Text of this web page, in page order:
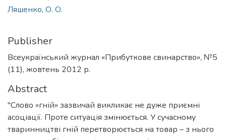
Ляшенко, О. О.
Publisher
Всеукраїнський журнал «Прибуткове свинарство», №5
(11), жовтень 2012 р.
Abstract
"Слово «гній» зазвичай викликає не дуже приємні
асоціації. Проте ситуація змінюється. У сучасному
тваринництві гній перетворюється на товар – з нього